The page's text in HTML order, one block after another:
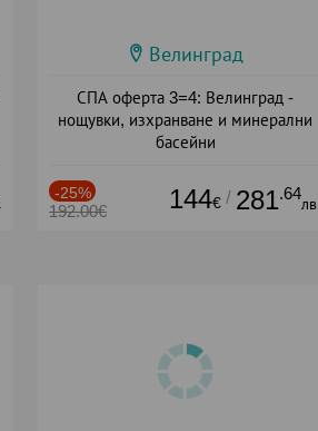
Велинград
СПА оферта 3=4: Велинград -
нощувки, изхранване и минерални
басейни
-25%
192.00€ 144€ / 281.64
лв.